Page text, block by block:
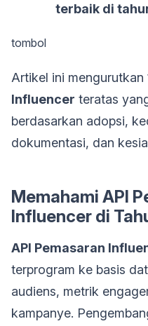
terbaik di
tombol
Artikel ini mengurutkan
Influencer teratas
berdasarkan adopsi,
dokumentasi, dan
Memahami API
Influencer di
API Pemasaran
terprogram ke basis
audiens, metrik
kampanye.